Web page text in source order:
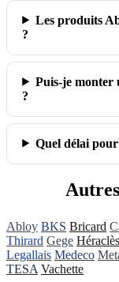
Les produits
?
Puis‑je monter
?
Quel délai
Abloy BKS Bricard
Thirard Gege Héraclès
Legallais Medeco
TESA Vachette